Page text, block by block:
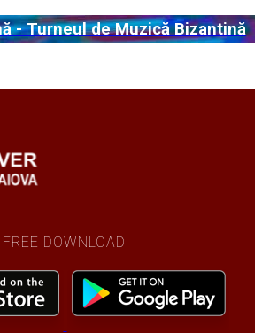
- Turneul de Muzică Bizantină
FREE DOWNLOAD